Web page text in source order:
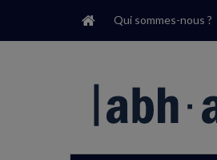
Qui sommes-nous ?